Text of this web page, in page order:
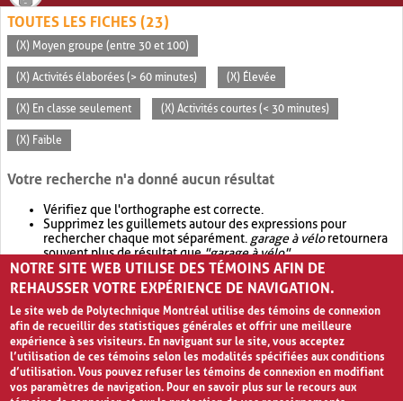
TOUTES LES FICHES (23)
(X) Moyen groupe (entre 30 et 100)
(X) Activités élaborées (> 60 minutes) (X) Élevée
(X) En classe seulement (X) Activités courtes (< 30 minutes)
(X) Faible
Votre recherche n'a donné aucun résultat
Vérifiez que l'orthographe est correcte.
Supprimez les guillemets autour des expressions pour
rechercher chaque mot séparément. garage à véloretournera
souvent plus de résultat que"garage à vélo".
Envisagez d'élargir votre recherche avec OR.garage OR vélo
retournera souvent plus de résultat quegarage à vélo
NOTRE SITE WEB UTILISE DES TÉMOINS AFIN DE
REHAUSSER VOTRE EXPÉRIENCE DE NAVIGATION.
Le site web de Polytechnique Montréal utilise des témoins de connexion
afin de recueillir des statistiques générales et offrir une meilleure
expérience à ses visiteurs. En naviguant sur le site, vous acceptez
l’utilisation de ces témoins selon les modalités spécifiées aux conditions
d’utilisation. Vous pouvez refuser les témoins de connexion en modifiant
vos paramètres de navigation. Pour en savoir plus sur le recours aux